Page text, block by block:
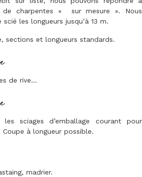
de charpentes « sur mesure ». Nous
les longueurs jusqu’à 13 m.
sections et longueurs standards.
de rive…
sciages d’emballage courant pour
à longueur possible.
madrier.